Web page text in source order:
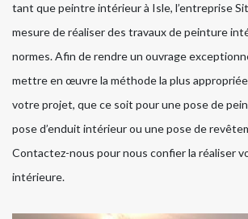
tant que peintre intérieur à Isle, l’entreprise
mesure de réaliser des travaux de peinture
normes. Afin de rendre un ouvrage
mettre en œuvre la méthode la plus
votre projet, que ce soit pour une pose de
pose d’enduit intérieur ou une pose de
Contactez-nous pour nous confier la réaliser
intérieure.